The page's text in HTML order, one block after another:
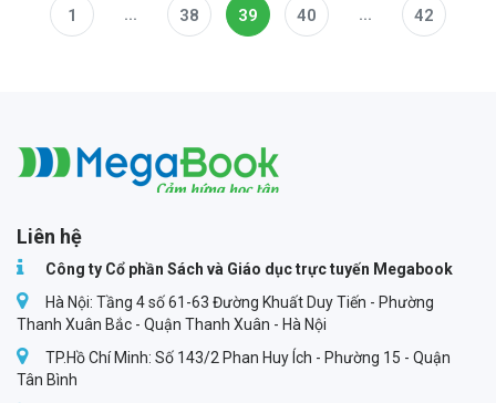
1 ... 38 39 40 ... 42
Liên hệ
Công ty Cổ phần Sách và Giáo dục trực tuyến Megabook
Hà Nội: Tầng 4 số 61-63 Đường Khuất Duy Tiến - Phường
Thanh Xuân Bắc - Quận Thanh Xuân - Hà Nội
TP.Hồ Chí Minh: Số 143/2 Phan Huy Ích - Phường 15 - Quận
Tân Bình